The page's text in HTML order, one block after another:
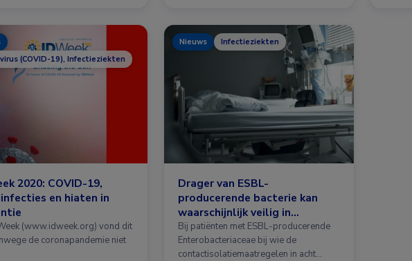
(COVID-19), Infectieziekten
2020: COVID-19,
en hiaten in
(www.idweek.org) vond dit
de coronapandemie niet
Nieuws Infectieziekten
Drager van ESBL-
producerende bacterie kan
waarschijnlijk veilig in
meerpersoonskamer verblijven
Bij patiënten met ESBL-producerende
Enterobacteriaceae bij wie de
contactisolatiemaatregelen in acht